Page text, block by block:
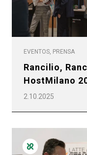
EVENTOS, PRENSA
Rancilio,
HostMilano
2.10.2025